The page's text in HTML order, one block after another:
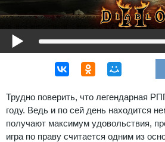
Трудно поверить, что легендарная
году. Ведь и по сей день находится
получают максимум удовольствия,
игра по праву считается одним из